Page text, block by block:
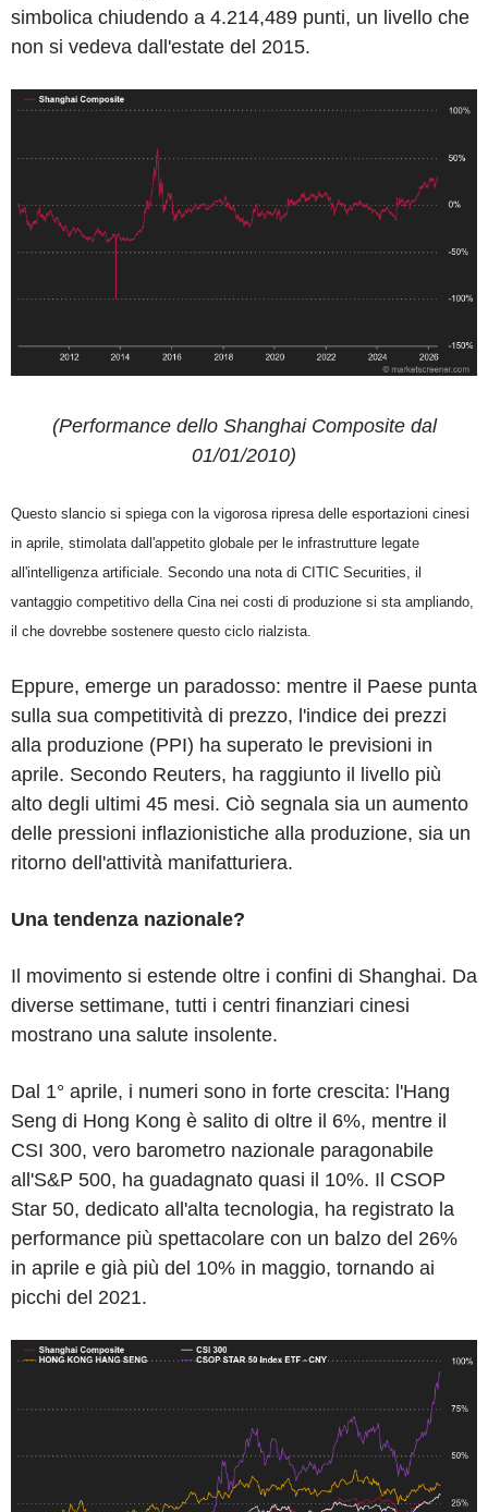
simbolica chiudendo a 4.214,489 punti, un livello che
non si vedeva dall'estate del 2015.
(Performance dello Shanghai Composite dal
01/01/2010)
Questo slancio si spiega con la vigorosa ripresa delle esportazioni cinesi
in aprile, stimolata dall'appetito globale per le infrastrutture legate
all'intelligenza artificiale. Secondo una nota di CITIC Securities, il
vantaggio competitivo della Cina nei costi di produzione si sta ampliando,
il che dovrebbe sostenere questo ciclo rialzista.
Eppure, emerge un paradosso: mentre il Paese punta
sulla sua competitività di prezzo, l'indice dei prezzi
alla produzione (PPI) ha superato le previsioni in
aprile. Secondo Reuters, ha raggiunto il livello più
alto degli ultimi 45 mesi. Ciò segnala sia un aumento
delle pressioni inflazionistiche alla produzione, sia un
ritorno dell'attività manifatturiera.
Una tendenza nazionale?
Il movimento si estende oltre i confini di Shanghai. Da
diverse settimane, tutti i centri finanziari cinesi
mostrano una salute insolente.
Dal 1° aprile, i numeri sono in forte crescita: l'Hang
Seng di Hong Kong è salito di oltre il 6%, mentre il
CSI 300, vero barometro nazionale paragonabile
all'S&P 500, ha guadagnato quasi il 10%. Il CSOP
Star 50, dedicato all'alta tecnologia, ha registrato la
performance più spettacolare con un balzo del 26%
in aprile e già più del 10% in maggio, tornando ai
picchi del 2021.